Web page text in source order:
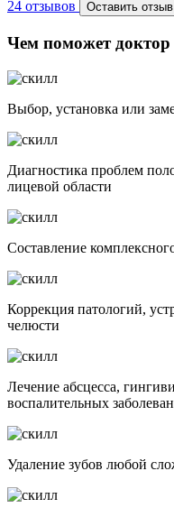
24 отзывов Оставить отзыв
Чем поможет доктор
Выбор, установка или
Диагностика проблем
лицевой области
Составление
Коррекция патологий,
челюсти
Лечение абсцесса,
воспалительных
Удаление зубов любой